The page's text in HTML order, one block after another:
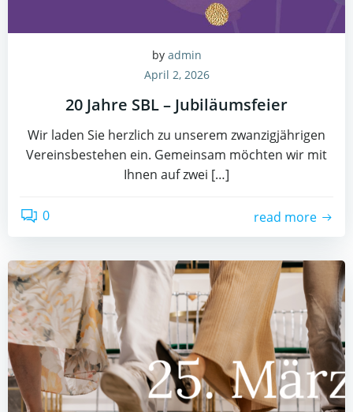
by admin
April 2, 2026
20 Jahre SBL – Jubiläumsfeier
Wir laden Sie herzlich zu unserem zwanzigjährigen
Vereinsbestehen ein. Gemeinsam möchten wir mit
Ihnen auf zwei […]
0 read more